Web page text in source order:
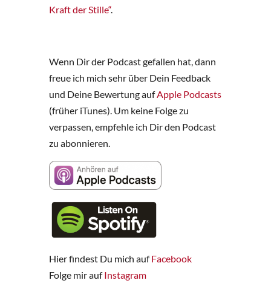
Kraft der Stille“.
Wenn Dir der Podcast gefallen hat, dann
freue ich mich sehr über Dein Feedback
und Deine Bewertung aufApple Podcasts
(früher iTunes). Um keine Folge zu
verpassen, empfehle ich Dir den Podcast
zu abonnieren.
Hier findest Du mich aufFacebook
Folge mir aufInstagram